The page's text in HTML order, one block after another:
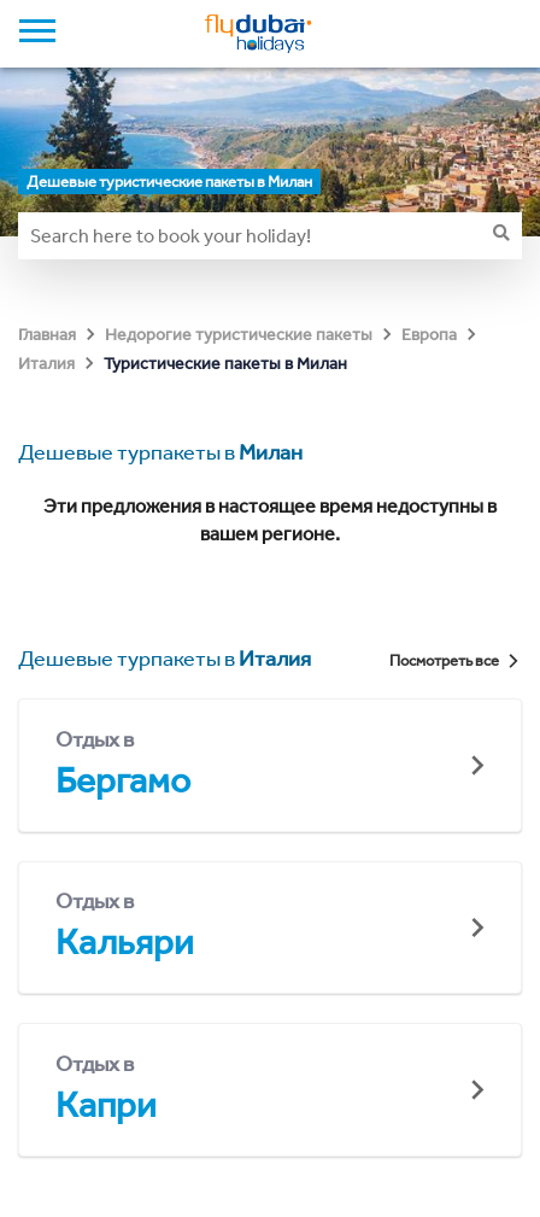
Дешевые туристические пакеты в Милан
Главная Недорогие туристические пакеты
Европа
Италия
Туристические пакеты в Милан
Дешевые турпакеты вМилан
Эти предложения в настоящее время недоступны в
вашем регионе.
Дешевые турпакеты вИталия Посмотреть все
Отдых в
Бергамо
Отдых в
Кальяри
Отдых в
Капри